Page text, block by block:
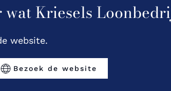
Kriesels
website.
Bezoek de website